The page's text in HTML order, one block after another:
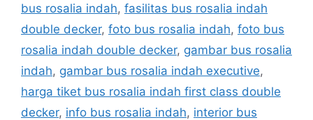
bus rosalia indah, fasilitas bus rosalia indah
double decker, foto bus rosalia indah, foto bus
rosalia indah double decker, gambar bus rosalia
indah, gambar bus rosalia indah executive,
harga tiket bus rosalia indah first class double
decker, info bus rosalia indah, interior bus